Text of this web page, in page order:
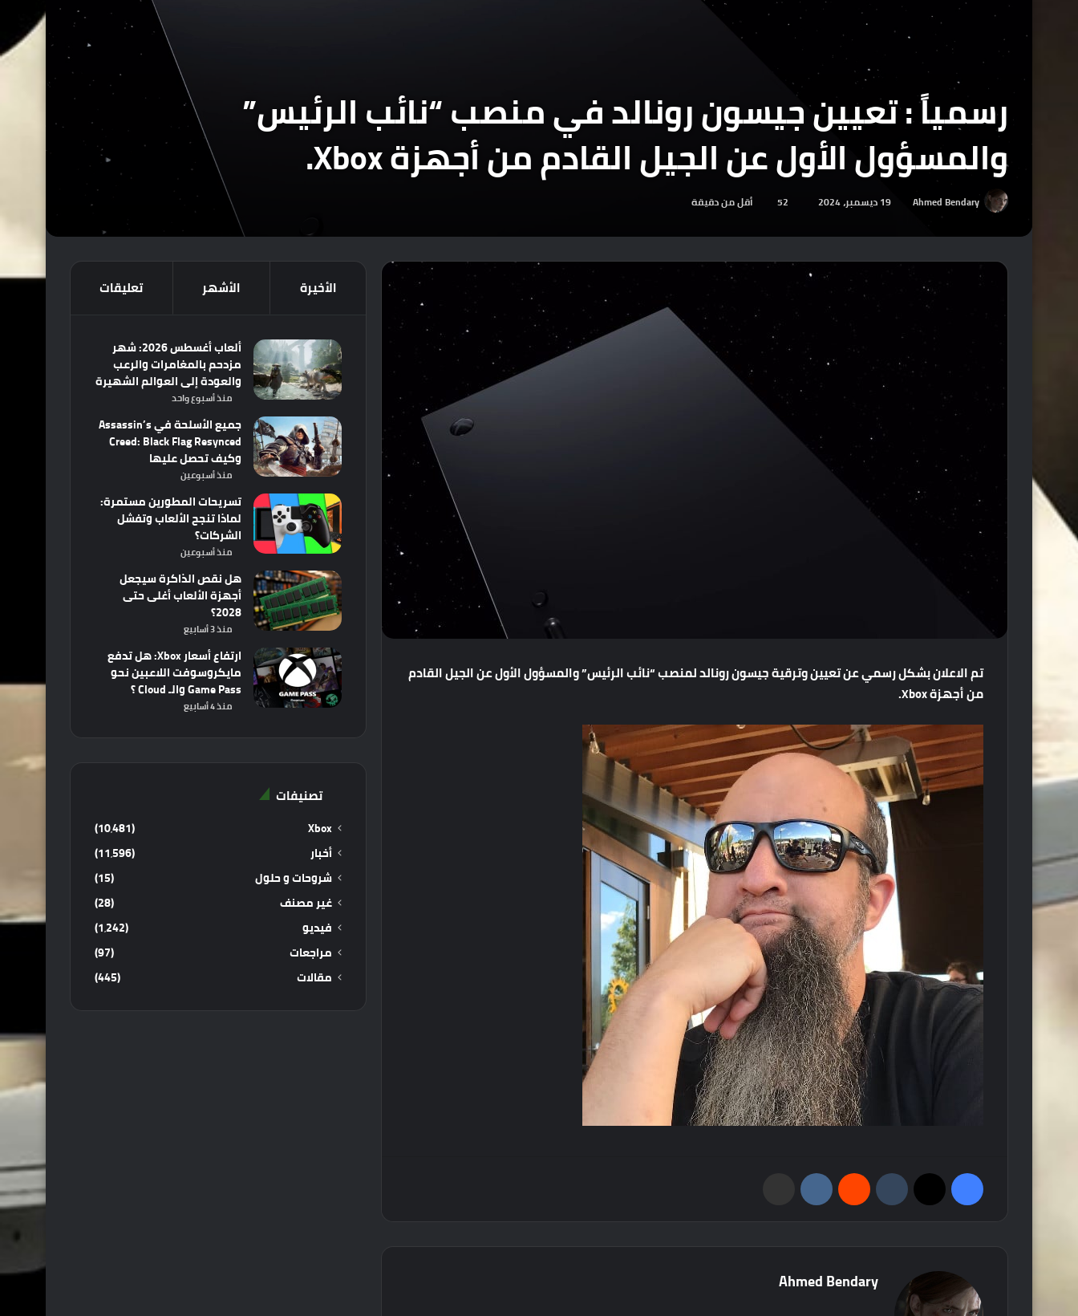
رسمياً : تعيين جيسون رونالد في منصب “نائب الرئيس”
والمسؤول الأول عن الجيل القادم من أجهزة Xbox.
Ahmed Bendary 19 ديسمبر، 2024 52 أقل من دقيقة
تمالاعلانبشكلرسميعنتعيينوترقيةجيسونرونالدلمنصب“نائبالرئيس”والمسؤولالأولعنالجيلالقادم
منأجهزة
Ahmed Bendary
الأخيرة الأشهر تعليقات
ألعاب أغسطس 2026: شهر
مزدحم بالمغامرات والرعب
والعودة إلى العوالم الشهيرة
منذ أسبوع واحد
جميع الأسلحة في Assassin’s
Creed: Black Flag Resynced
وكيف تحصل عليها
منذ أسبوعين
تسريحات المطورين مستمرة:
لماذا تنجح الألعاب وتفشل
الشركات؟
منذ أسبوعين
هل نقص الذاكرة سيجعل
أجهزة الألعاب أغلى حتى
2028؟
منذ 3 أسابيع
ارتفاع أسعار Xbox: هل تدفع
مايكروسوفت اللاعبين نحو
Game Pass والـ Cloud ؟
منذ 4 أسابيع
تصنيفات
Xbox
(10٬481)
أخبار
(11٬596)
شروحات و حلول
(15)
غير مصنف
(28)
فيديو
(1٬242)
مراجعات
(97)
مقالات
(445)